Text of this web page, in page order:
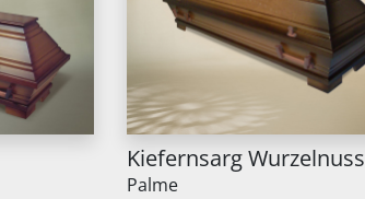
Kiefernsarg Wurzelnuss
Palme